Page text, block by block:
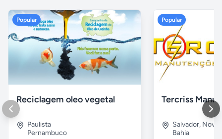
Popular
Reciclagem oleo vegetal
Paulista
Pernambuco
Popular
Salvador, Nova
Bahia